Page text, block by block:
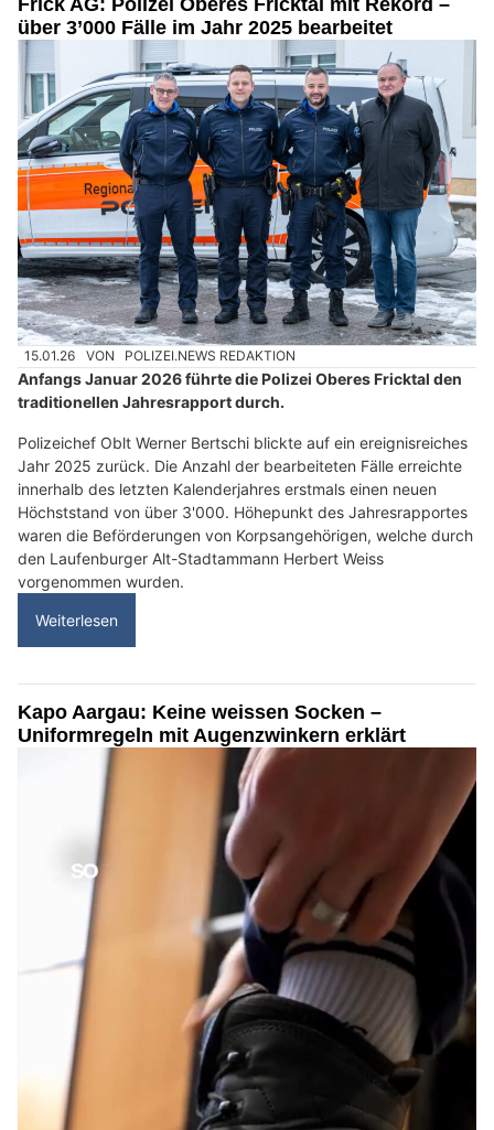
über 3’000 Fälle im Jahr 2025 bearbeitet
15.01.26 VON POLIZEI.NEWS REDAKTION
Anfangs Januar 2026 führte die Polizei Oberes Fricktal den
traditionellen Jahresrapport durch.
Polizeichef Oblt Werner Bertschi blickte auf ein ereignisreiches
Jahr 2025 zurück. Die Anzahl der bearbeiteten Fälle erreichte
innerhalb des letzten Kalenderjahres erstmals einen neuen
Höchststand von über 3'000. Höhepunkt des Jahresrapportes
waren die Beförderungen von Korpsangehörigen, welche durch
den Laufenburger Alt-Stadtammann Herbert Weiss
vorgenommen wurden.
Weiterlesen
Kapo Aargau: Keine weissen Socken –
Uniformregeln mit Augenzwinkern erklärt